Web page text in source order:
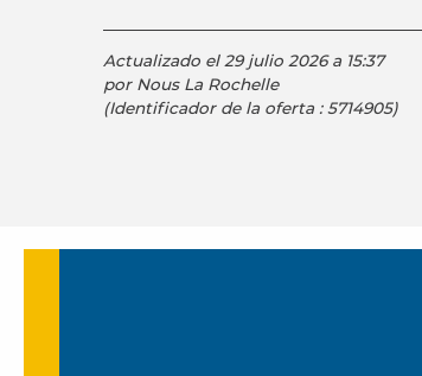
Actualizado el 29 julio 2026 a 15:37
por Nous La Rochelle
(Identificador de la oferta :5714905)